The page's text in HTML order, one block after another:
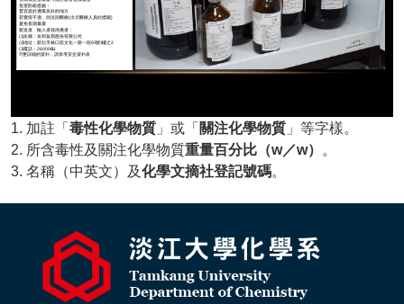
1. 加註「 毒性化學物質 」或「 關注化學物質 」等字樣。
2. 所含毒性及關注化學物質重量百分比（w／w）
。
3. 名稱（中英文）及化學文摘社登記號碼。